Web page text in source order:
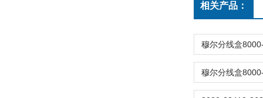
相关产品：